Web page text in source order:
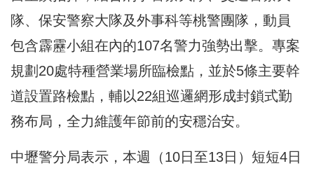
隊、保安警察大隊及外事科等桃警團隊，動員
包含霹靂小組在內的107名警力強勢出擊。專案
規劃20處特種營業場所臨檢點，並於5條主要幹
道設置路檢點，輔以22組巡邏網形成封鎖式勤
務布局，全力維護年節前的安穩治安。
中壢警分局表示，本週（10日至13日）短短4日